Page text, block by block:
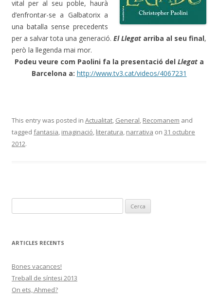
vital per al seu poble, haurà
d’enfrontar-se a Galbatorix a
una batalla sense precedents
per a salvar tota una generació. El Llegat arriba al seu final,
però la llegenda mai mor.
Podeu veure com Paolini fa la presentació del Llegata
Barcelona a: http://www.tv3.cat/videos/4067231
This entry was posted in Actualitat General Recomanem and
tagged fantasia imaginació literatura narrativa on 31 octubre
2012.
e
ARTICLES RECENTS
Bones vacances!
Treball de síntesi 2013
On ets, Ahmed?